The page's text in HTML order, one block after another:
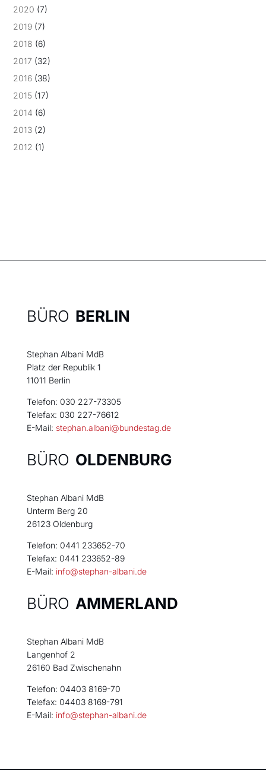
2020 (7)
2019 (7)
2018 (6)
2017 (32)
2016 (38)
2015 (17)
2014 (6)
2013 (2)
2012 (1)
BÜRO BERLIN
Stephan Albani MdB
Platz der Republik 1
11011 Berlin
Telefon: 030 227-73305
Telefax: 030 227-76612
E-Mail: stephan.albani@bundestag.de
BÜRO OLDENBURG
Stephan Albani MdB
Unterm Berg 20
26123 Oldenburg
Telefon: 0441 233652-70
Telefax: 0441 233652-89
E-Mail: info@stephan-albani.de
BÜRO AMMERLAND
Stephan Albani MdB
Langenhof 2
26160 Bad Zwischenahn
Telefon: 04403 8169-70
Telefax: 04403 8169-791
E-Mail: info@stephan-albani.de